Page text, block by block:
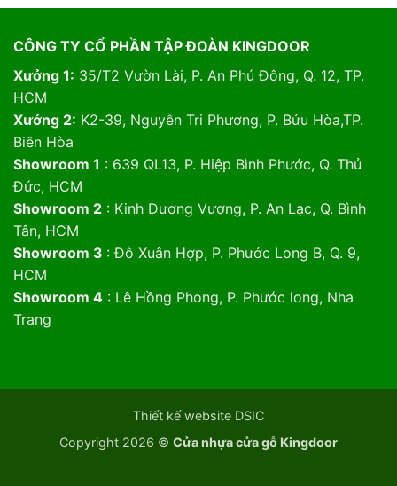
CÔNG TY CỔ PHẦN TẬP ĐOÀN KINGDOOR
Xưởng 1: 35/T2 Vườn Lài, P. An Phú Đông, Q. 12, TP.
HCM
Xưởng 2: K2-39, Nguyễn Tri Phương, P. Bửu Hòa,TP.
Biên Hòa
Showroom 1 : 639 QL13, P. Hiệp Bình Phước, Q. Thủ
Đức, HCM
Showroom 2: Kinh Dương Vương, P. An Lạc, Q. Bình
Tân, HCM
Showroom 3 : Đỗ Xuân Hợp, P. Phước Long B, Q. 9,
HCM
Showroom 4: Lê Hồng Phong, P. Phước long, Nha
Trang
Thiết kế website DSIC
Copyright 2026 © Cửa nhựa cửa gỗ Kingdoor